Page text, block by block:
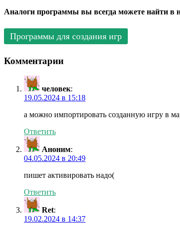
Аналоги программы вы всегда можете найти в
Программы для создания игр
Комментарии
человек:
19.05.2024 в 15:18
а можно импортировать созданную игру в
Ответить
Аноним:
04.05.2024 в 20:49
пишет активировать надо(
Ответить
Ret:
19.02.2024 в 14:37